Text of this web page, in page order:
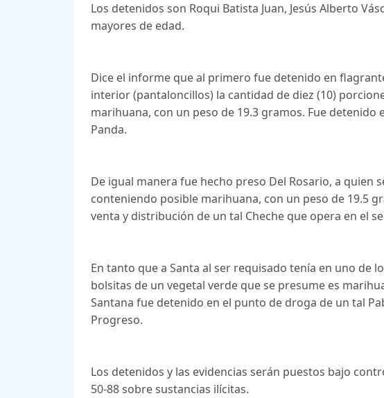
Los detenidos son Roqui Batista Juan, Jesús Alberto
mayores de edad.
Dice el informe que al primero fue detenido en
interior (pantaloncillos) la cantidad de diez (10)
marihuana, con un peso de 19.3 gramos. Fue
Panda.
De igual manera fue hecho preso Del Rosario, a quien
conteniendo posible marihuana, con un peso de 19.5
venta y distribución de un tal Cheche que opera en el
En tanto que a Santa al ser requisado tenía en uno de
bolsitas de un vegetal verde que se presume es
Santana fue detenido en el punto de droga de un tal
Progreso.
Los detenidos y las evidencias serán puestos bajo
50-88 sobre sustancias ilícitas.